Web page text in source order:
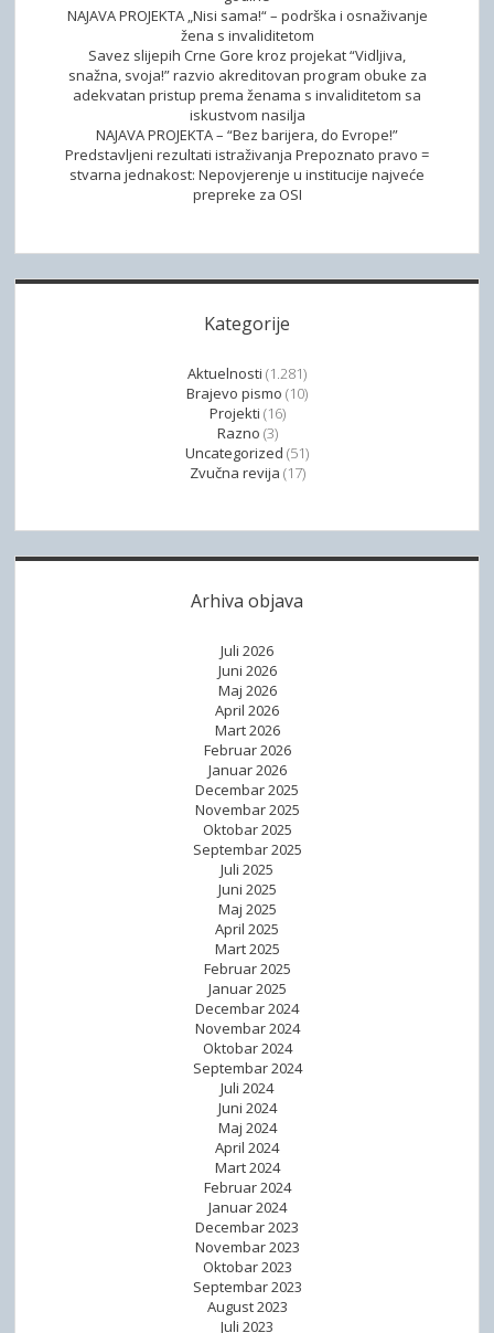
T
U
P
O
S
O
B
I
Š
T
E
N
O
G
V
D
A
NAJAVA PROJEKTA „Nisi sama!“ – podrška i osnaživanje
žena s invaliditetom
Savez slijepih Crne Gore kroz projekat “Vidljiva,
snažna, svoja!” razvio akreditovan program obuke za
adekvatan pristup prema ženama s invaliditetom sa
iskustvom nasilja
NAJAVA PROJEKTA – “Bez barijera, do Evrope!”
Predstavljeni rezultati istraživanja Prepoznato pravo =
stvarna jednakost: Nepovjerenje u institucije najveće
prepreke za OSI
Kategorije
Aktuelnosti (1.281)
Brajevo pismo (10)
Projekti (16)
Razno (3)
Uncategorized (51)
Zvučna revija (17)
Arhiva objava
Juli 2026
Juni 2026
Maj 2026
April 2026
Mart 2026
Februar 2026
Januar 2026
Decembar 2025
Novembar 2025
Oktobar 2025
Septembar 2025
Juli 2025
Juni 2025
Maj 2025
April 2025
Mart 2025
Februar 2025
Januar 2025
Decembar 2024
Novembar 2024
Oktobar 2024
Septembar 2024
Juli 2024
Juni 2024
Maj 2024
April 2024
Mart 2024
Februar 2024
Januar 2024
Decembar 2023
Novembar 2023
Oktobar 2023
Septembar 2023
August 2023
Juli 2023